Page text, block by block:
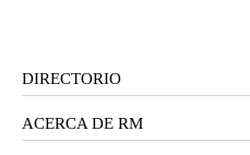
DIRECTORIO
ACERCA DE RM